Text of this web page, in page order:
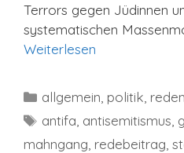
Terrors gegen Jüdinnen
systematischen
Weiterlesen
Kategorien
allgemein politik reden
Schlagwörter
antifa antisemitismus
mahngang redebeitrag